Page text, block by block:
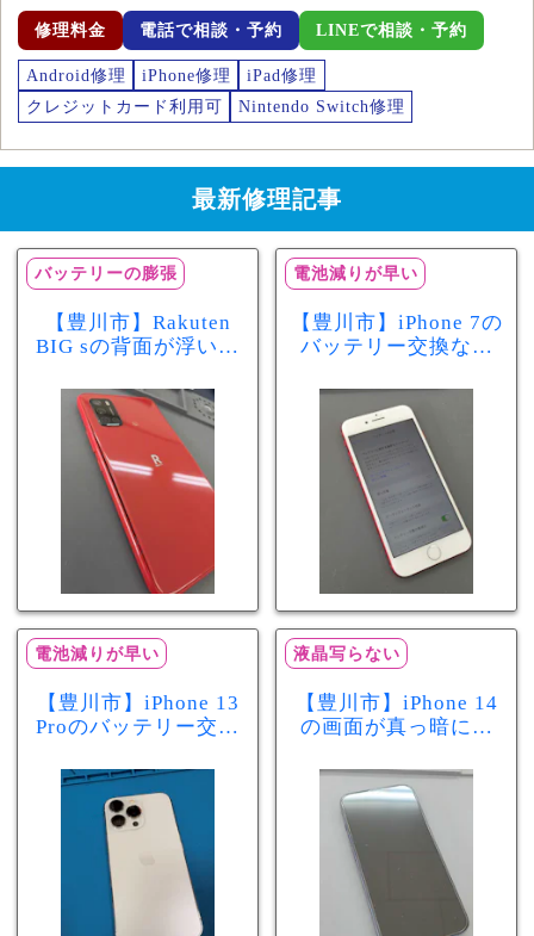
修理料金 電話で相談・予約 LINEで相談・予約
Android修理 iPhone修理
iPad修理
クレジットカード利用可
Nintendo Switch修理
最新修理記事
バッテリーの膨張
【豊川市】Rakuten
BIG sの背面が浮いて
リー膨張のサインか
もしれません！バッ
テリー交換修理事例
電池減りが早い
【豊川市】iPhone 7の
バッテリー交換なら
最大容量70％で電池
の減りが早い症状も
当日60分で改善
電池減りが早い
【豊川市】iPhone 13
Proのバッテリー交換
が早い症状も当日90
分で改善
液晶写らない
【豊川市】iPhone 14
の画面が真っ暗に…
修理！データそのま
まで復旧しました